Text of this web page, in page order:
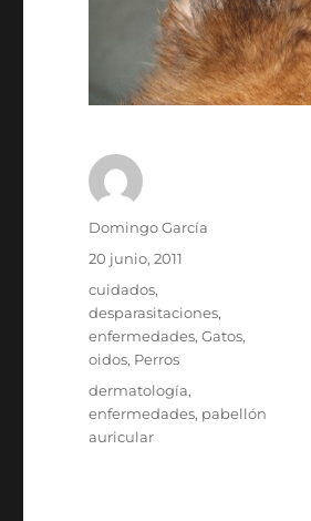
Autor
Domingo García
Publicado
20 junio, 2011
Categorías
cuidados,
desparasitaciones,
enfermedades,Gatos,
oidos, Perros
Etiquetas
dermatología,
enfermedades, pabellón
auricular